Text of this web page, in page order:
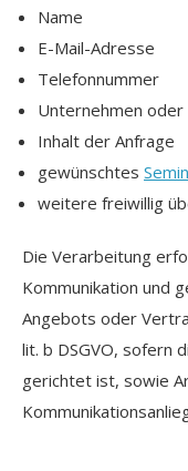
Name
E-Mail-Adresse
Telefonnummer
Unternehmen oder
Inhalt der Anfrage
gewünschtes
weitere freiwillig
Die Verarbeitung
Kommunikation und
Angebots oder
lit. b DSGVO, sofern
gerichtet ist, sowie